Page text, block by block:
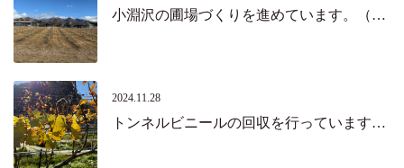
小淵沢の圃場づくりを進めています。（北杜市）
2024.11.28
トンネルビニールの回収を行っています。（北杜市）